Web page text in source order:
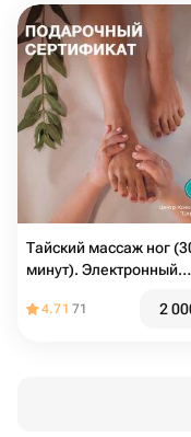
Тайский массаж ног
минут). Электронный
4.71 71 2